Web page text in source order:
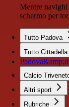
Mentre navighi
schermo per
Tutto Padova
Tutto Cittadella
Calcio
Altri sport
Rubriche